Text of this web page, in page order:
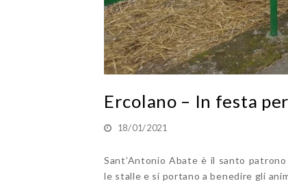
Ercolano – In festa
18/01/2021
Sant’Antonio Abate è il santo
le stalle e si portano a benedire gli